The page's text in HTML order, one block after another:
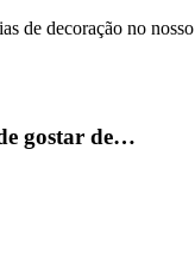
de decoração no nosso
gostar de…